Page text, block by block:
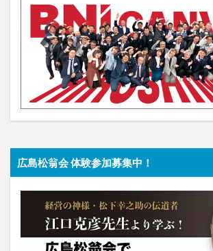
広島松翁会 体験参加募集中！